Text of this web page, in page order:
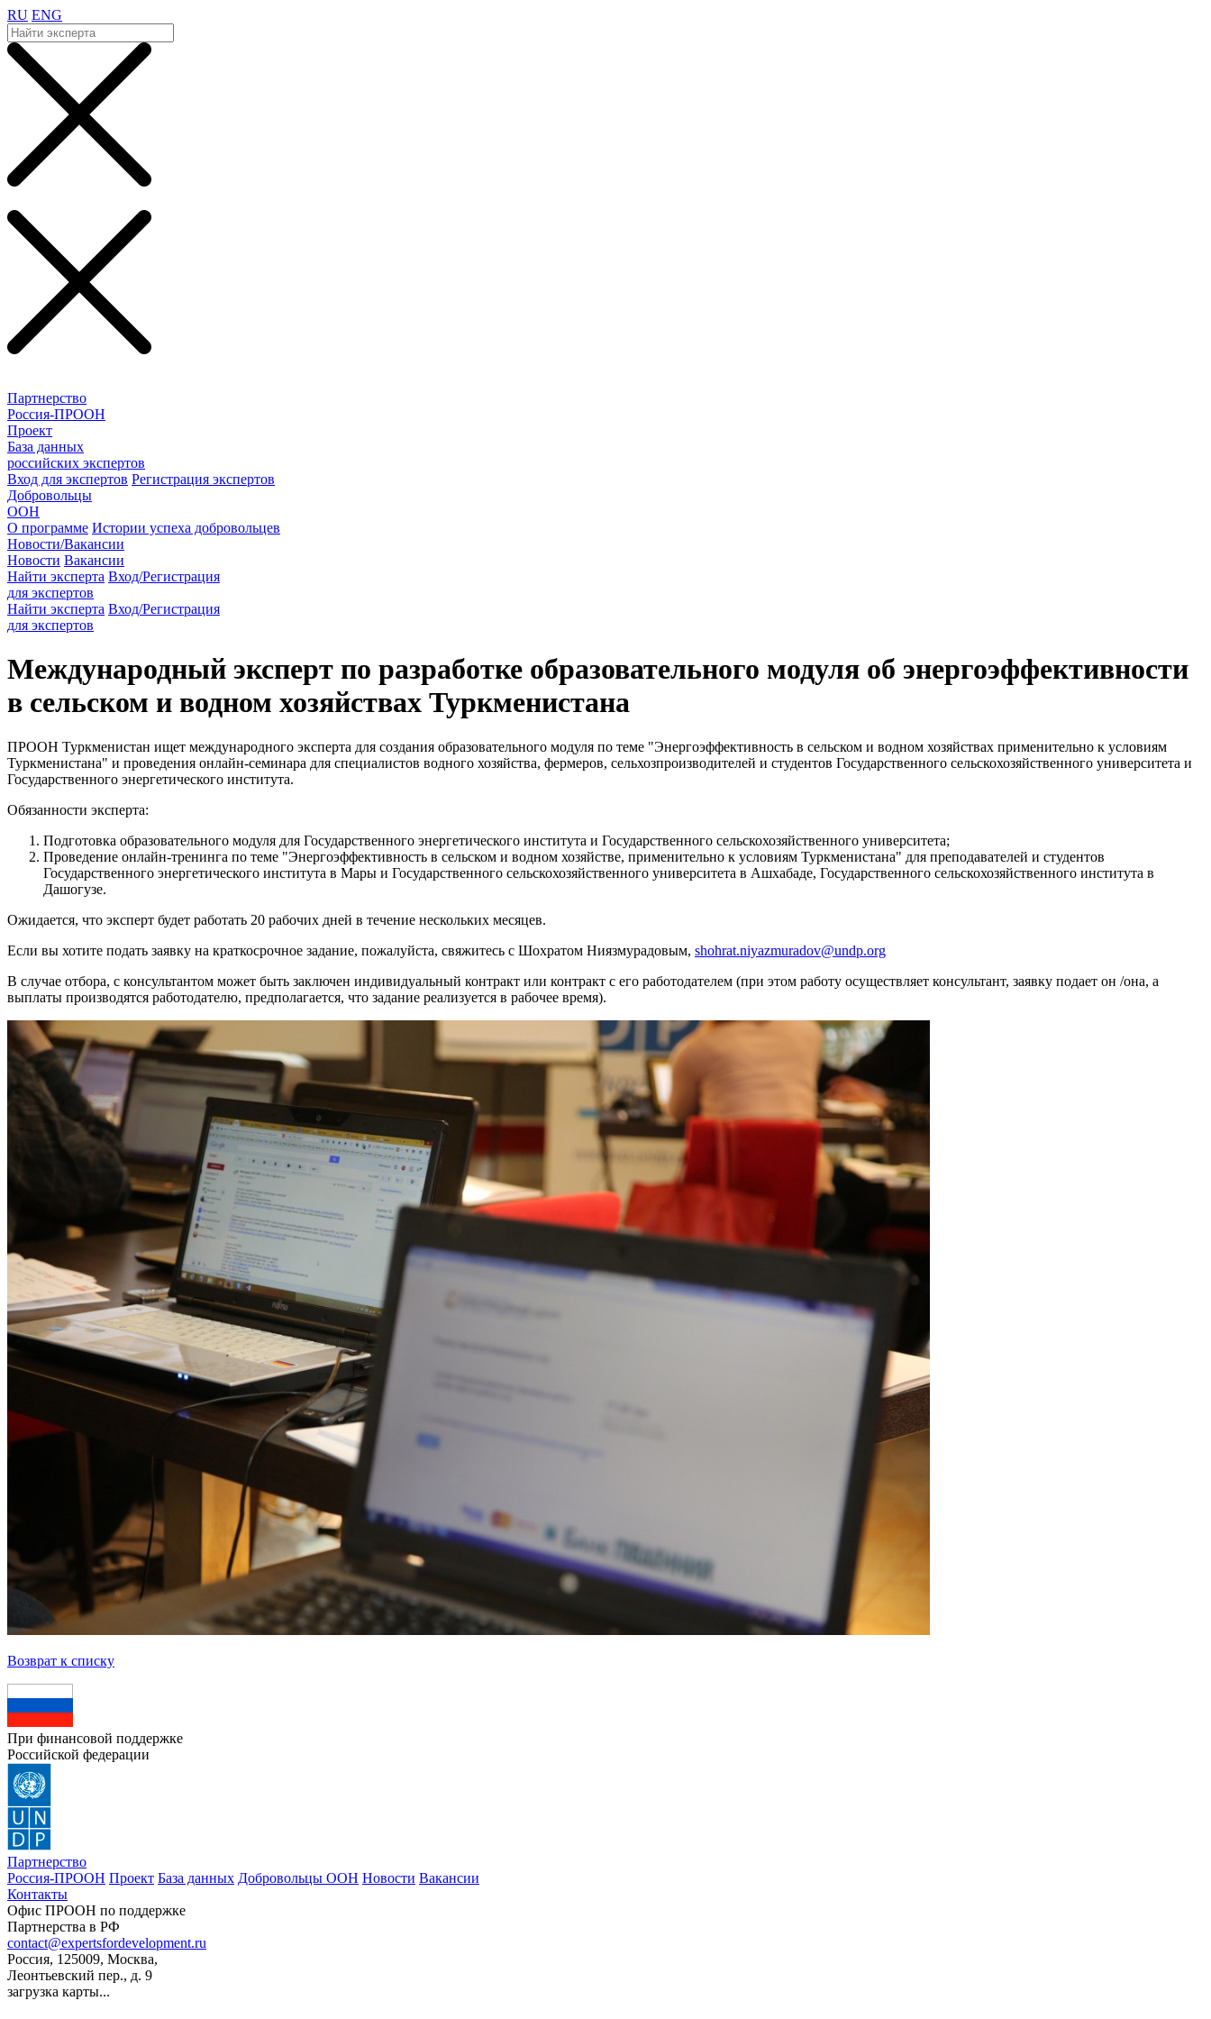
RU ENG
Партнерство
Россия-ПРООН
Проект
База данных
российских экспертов
Вход для экспертов Регистрация экспертов
Добровольцы
ООН
О программе Истории успеха добровольцев
Новости/Вакансии
Новости Вакансии
Найти эксперта Вход/Регистрация
для экспертов
Найти эксперта Вход/Регистрация
для экспертов
Международный эксперт по разработке образовательного модуля об энергоэффективности
в сельском и водном хозяйствах Туркменистана
ПРООН Туркменистан ищет международного эксперта для создания образовательного модуля по теме "Энергоэффективность в сельском и водном хозяйствах применительно к условиям
Туркменистана" и проведения онлайн-семинара для специалистов водного хозяйства, фермеров, сельхозпроизводителей и студентов Государственного сельскохозяйственного университета и
Государственного энергетического института.
Обязанности эксперта:
Подготовка образовательного модуля для Государственного энергетического института и Государственного сельскохозяйственного университета;
Проведение онлайн-тренинга по теме "Энергоэффективность в сельском и водном хозяйстве, применительно к условиям Туркменистана" для преподавателей и студентов
Государственного энергетического института в Мары и Государственного сельскохозяйственного университета в Ашхабаде, Государственного сельскохозяйственного института в
Дашогузе.
Ожидается, что эксперт будет работать 20 рабочих дней в течение нескольких месяцев.
Если вы хотите подать заявку на краткосрочное задание, пожалуйста, свяжитесь с Шохратом Ниязмурадовым, shohrat.niyazmuradov@undp.org
В случае отбора, с консультантом может быть заключен индивидуальный контракт или контракт с его работодателем (при этом работу осуществляет консультант, заявку подает он /она, а
выплаты производятся работодателю, предполагается, что задание реализуется в рабочее время).
Возврат к списку
При финансовой поддержке
Российской федерации
Партнерство
Россия-ПРООН Проект База данных Добровольцы ООН Новости Вакансии
Контакты
Офис ПРООН по поддержке
Партнерства в РФ
contact@expertsfordevelopment.ru
Россия, 125009, Москва,
Леонтьевский пер., д. 9
загрузка карты...